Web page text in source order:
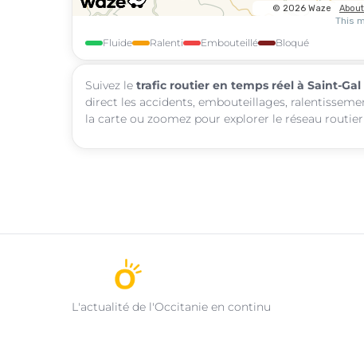
Fluide Ralenti Embouteillé Bloqué
Suivez le trafic routier en temps réel à Saint-Gal
direct les accidents, embouteillages,
la carte ou zoomez pour explorer le réseau routier
L'actualité de l'Occitanie en continu